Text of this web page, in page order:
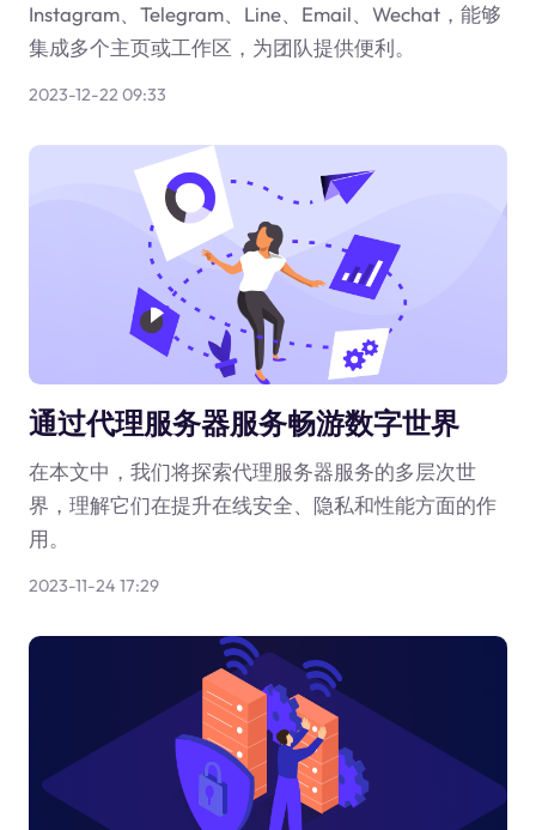
Instagram、Telegram、Line、Email、Wechat，能够
集成多个主页或工作区，为团队提供便利。
2023-12-22 09:33
通过代理服务器服务畅游数字世界
在本文中，我们将探索代理服务器服务的多层次世
界，理解它们在提升在线安全、隐私和性能方面的作
用。
2023-11-24 17:29